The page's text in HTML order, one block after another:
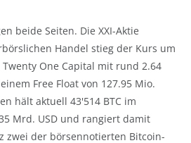
beide Seiten. Die XXI-Aktie
Handel stieg der Kurs um
Twenty One Capital mit rund 2.64
Free Float von 127.95 Mio.
hält aktuell 43'514 BTC im
Mrd. USD und rangiert damit
zwei der börsennotierten Bitcoin-